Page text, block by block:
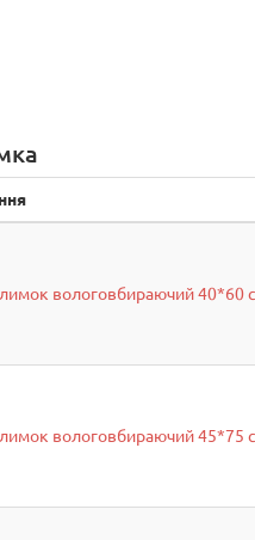
вологовбираючий 40*60
вологовбираючий 45*75